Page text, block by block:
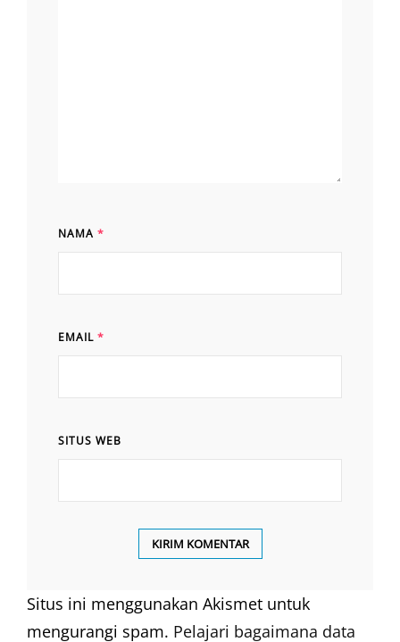
NAMA *
EMAIL *
SITUS WEB
Situs ini menggunakan Akismet untuk
mengurangi spam. Pelajari bagaimana data